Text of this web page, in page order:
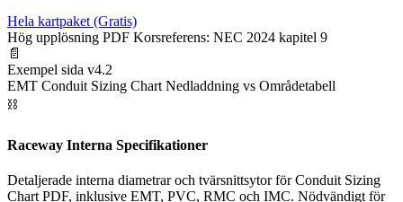
Hela kartpaket (Gratis)
Hög upplösning PDF Korsreferens: NEC 2024 kapitel 9
📄
Exempel sida v4.2
EMT Conduit Sizing Chart Nedladdning vs Områdetabell
⛓️
Raceway Interna Specifikationer
Detaljerade interna diametrar och tvärsnittsytor för Conduit Sizing
Chart PDF, inklusive EMT, PVC, RMC och IMC. Nödvändigt för